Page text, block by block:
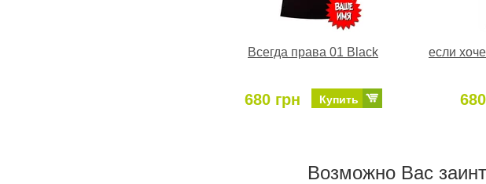
Всегда права 01 Black
680 грн Купить
если
Возможно Ваc